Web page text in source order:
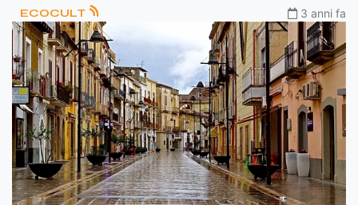
ECOCULT 3 anni fa